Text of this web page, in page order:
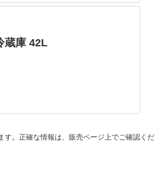
蔵庫 42L
。正確な情報は、販売ページ上でご確認くだ